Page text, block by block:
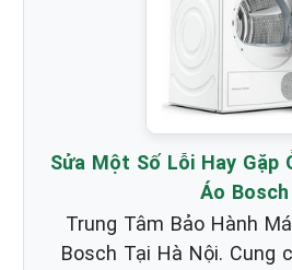
Sửa Một Số Lỗi Hay Gặp
Áo Bosch
Trung Tâm Bảo Hành
Bosch Tại Hà Nội. Cung